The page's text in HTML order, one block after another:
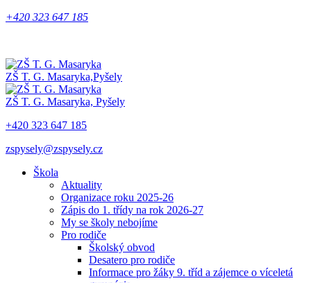
+420 323 647 185
ZŠ T. G. Masaryka,Pyšely
ZŠ T. G. Masaryka, Pyšely
+420 323 647 185
zspysely@zspysely.cz
Škola
Aktuality
Organizace roku 2025-26
Zápis do 1. třídy na rok 2026-27
My se školy nebojíme
Pro rodiče
Školský obvod
Desatero pro rodiče
Informace pro žáky 9. tříd a zájemce o víceletá